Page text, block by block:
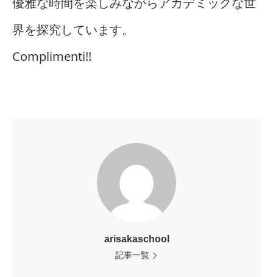
界を探究しています。
Complimenti!!
arisakaschool
記事一覧